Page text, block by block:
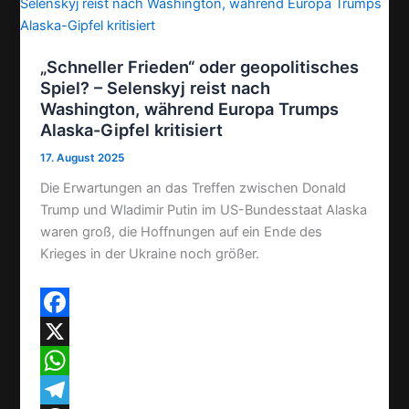
s
ll
n
„Schneller Frieden“ oder geopolitisches
Spiel? – Selenskyj reist nach
Washington, während Europa Trumps
Alaska-Gipfel kritisiert
17. August 2025
Die Erwartungen an das Treffen zwischen Donald
Trump und Wladimir Putin im US-Bundesstaat Alaska
waren groß, die Hoffnungen auf ein Ende des
Krieges in der Ukraine noch größer.
F
a
c
X
W